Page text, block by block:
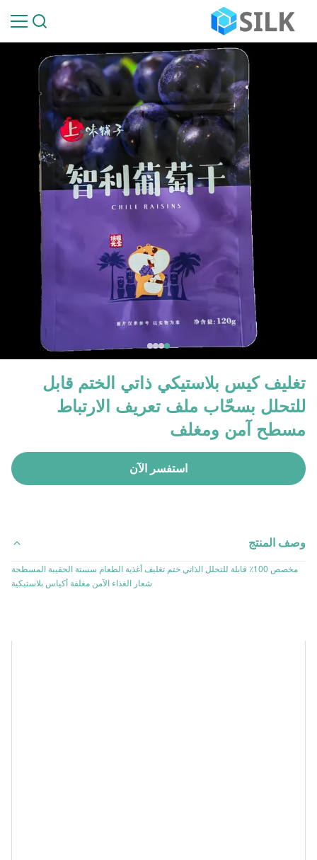
تغليف كيس بلاستيكي ذاتي الختم قابل
للتحلل بسحّاب ملف تعريف الارتباط
مسطح آمن ومغلف
استفسر الآن
وصف المنتج
مخصص 100٪ قابلة للتحلل الذاتي ختم تغليف أغذية الطعام سستة الحقيبة المسطحة
شعار الغذاء الآمن مغلفة أكياس بلاستيكية